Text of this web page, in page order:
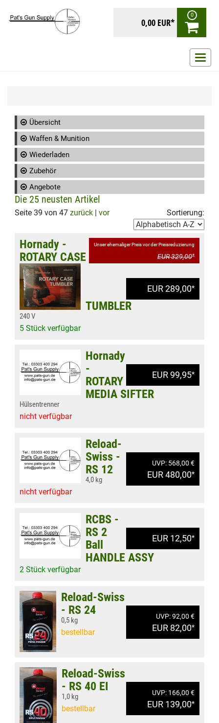
0,00 EUR*
0
ein-/
Übersicht
Waffen & Munition
Wiederladen
Zubehör
Angebote
Die 25 neusten Artikel
Seite 39 von 47 zurück | vor Sortierung:
Unser ehemaliger Preis vor der Preisreduzierung
EUR 329,00*
EUR 289,00*
Hornady -
ROTARY CASE
TUMBLER
240 V
5 Stück verfügbar
EUR 99,95*
Hornady
-
ROTARY
MEDIA SIFTER
Hülsentrenner
nicht verfügbar
UVP: 568,00 €
EUR 480,00*
Reload-
Swiss -
RS 12
4,0 kg
nicht verfügbar
EUR 12,50*
RCBS -
RS 2
Ball
HANDLE ASSY
2 Stück verfügbar
UVP: 92,00 €
EUR 82,00*
Reload-Swiss
- RS 24
0,5 kg
bestellbar
UVP: 166,00 €
EUR 139,00*
Reload-Swiss
- RS 40 EI
1,0 kg
bestellbar